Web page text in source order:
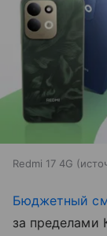
Redmi 17 4G
Бюджетный
за пределами